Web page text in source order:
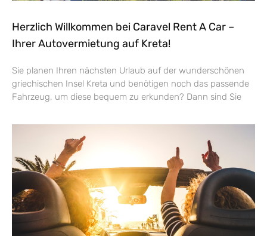
Herzlich Willkommen bei Caravel Rent A Car –
Ihrer Autovermietung auf Kreta!
Sie planen Ihren nächsten Urlaub auf der wunderschönen
griechischen Insel Kreta und benötigen noch das passende
Fahrzeug, um diese bequem zu erkunden? Dann sind Sie